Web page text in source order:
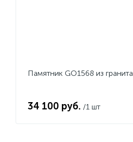
Памятник GO1568 из гранита
34 100 руб. /1 шт